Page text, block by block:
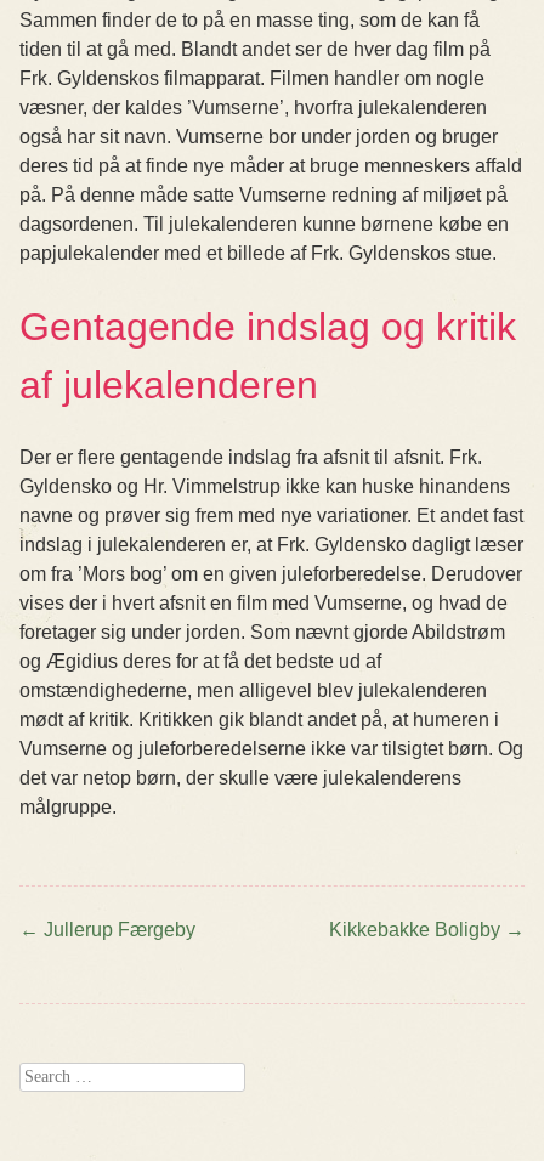
Sammen finder de to på en masse ting, som de kan få
tiden til at gå med. Blandt andet ser de hver dag film på
Frk. Gyldenskos filmapparat. Filmen handler om nogle
væsner, der kaldes ’Vumserne’, hvorfra julekalenderen
også har sit navn. Vumserne bor under jorden og bruger
deres tid på at finde nye måder at bruge menneskers affald
på. På denne måde satte Vumserne redning af miljøet på
dagsordenen. Til julekalenderen kunne børnene købe en
papjulekalender med et billede af Frk. Gyldenskos stue.
Gentagende indslag og kritik
af julekalenderen
Der er flere gentagende indslag fra afsnit til afsnit. Frk.
Gyldensko og Hr. Vimmelstrup ikke kan huske hinandens
navne og prøver sig frem med nye variationer. Et andet fast
indslag i julekalenderen er, at Frk. Gyldensko dagligt læser
om fra ’Mors bog’ om en given juleforberedelse. Derudover
vises der i hvert afsnit en film med Vumserne, og hvad de
foretager sig under jorden. Som nævnt gjorde Abildstrøm
og Ægidius deres for at få det bedste ud af
omstændighederne, men alligevel blev julekalenderen
mødt af kritik. Kritikken gik blandt andet på, at humeren i
Vumserne og juleforberedelserne ikke var tilsigtet børn. Og
det var netop børn, der skulle være julekalenderens
målgruppe.
← Jullerup Færgeby Kikkebakke Boligby →
Search